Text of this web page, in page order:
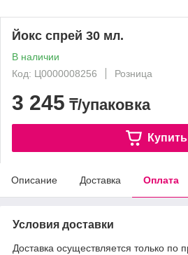
Йокс спрей 30 мл.
В наличии
Код: Ц0000008256
Розница
3 245 ₸/упаковка
Купить
Описание Доставка Оплата
Условия доставки
Доставка осуществляется только по